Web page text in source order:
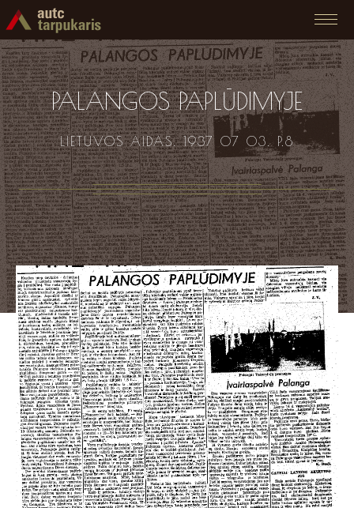
PALANGOS PAPLŪDIMYJE
LIETUVOS AIDAS. 1937 07 03. P.8